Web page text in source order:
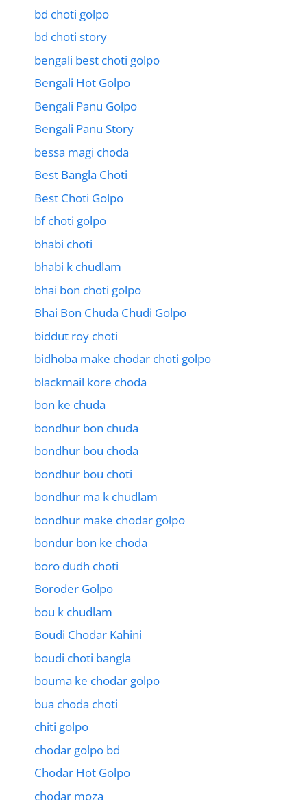
bd choti golpo
bd choti story
bengali best choti golpo
Bengali Hot Golpo
Bengali Panu Golpo
Bengali Panu Story
bessa magi choda
Best Bangla Choti
Best Choti Golpo
bf choti golpo
bhabi choti
bhabi k chudlam
bhai bon choti golpo
Bhai Bon Chuda Chudi Golpo
biddut roy choti
bidhoba make chodar choti golpo
blackmail kore choda
bon ke chuda
bondhur bon chuda
bondhur bou choda
bondhur bou choti
bondhur ma k chudlam
bondhur make chodar golpo
bondur bon ke choda
boro dudh choti
Boroder Golpo
bou k chudlam
Boudi Chodar Kahini
boudi choti bangla
bouma ke chodar golpo
bua choda choti
chiti golpo
chodar golpo bd
Chodar Hot Golpo
chodar moza